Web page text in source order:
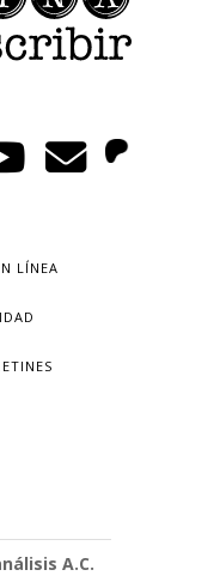
LÍNEA
A.C.